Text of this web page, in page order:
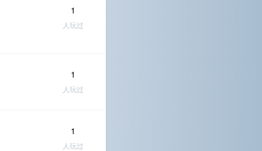
1
人玩过
1
人玩过
1
人玩过